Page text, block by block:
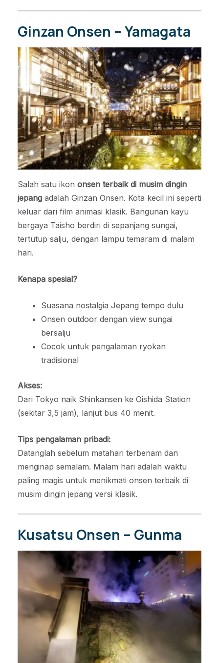
Ginzan Onsen – Yamagata
Salah satu ikon onsen terbaik di musim dingin
jepang adalah Ginzan Onsen. Kota kecil ini seperti
keluar dari film animasi klasik. Bangunan kayu
bergaya Taisho berdiri di sepanjang sungai,
tertutup salju, dengan lampu temaram di malam
hari.
Kenapa spesial?
Suasana nostalgia Jepang tempo dulu
Onsen outdoor dengan view sungai
bersalju
Cocok untuk pengalaman ryokan
tradisional
Akses:
Dari Tokyo naik Shinkansen ke Oishida Station
(sekitar 3,5 jam), lanjut bus 40 menit.
Tips pengalaman pribadi:
Datanglah sebelum matahari terbenam dan
menginap semalam. Malam hari adalah waktu
paling magis untuk menikmati onsen terbaik di
musim dingin jepang versi klasik.
Kusatsu Onsen – Gunma